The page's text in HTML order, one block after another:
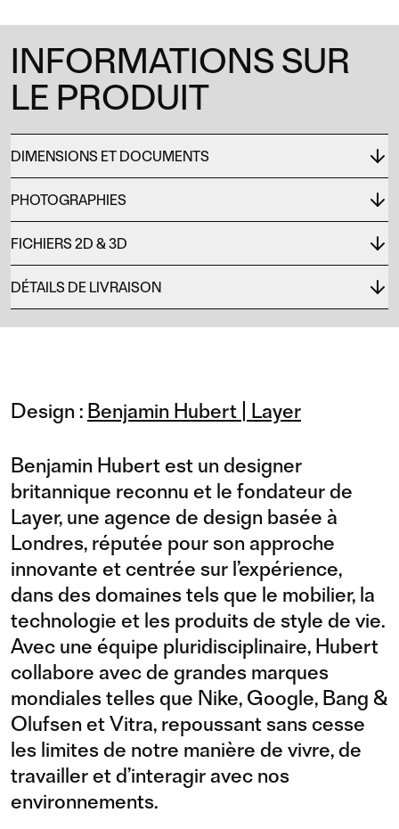
INFORMATIONS SUR
LE PRODUIT
DIMENSIONS ET DOCUMENTS
PHOTOGRAPHIES
FICHIERS 2D & 3D
DÉTAILS DE LIVRAISON
Design : Benjamin Hubert | Layer
Benjamin Hubert est un designer
britannique reconnu et le fondateur de
Layer, une agence de design basée à
Londres, réputée pour son approche
innovante et centrée sur l’expérience,
dans des domaines tels que le mobilier, la
technologie et les produits de style de vie.
Avec une équipe pluridisciplinaire, Hubert
collabore avec de grandes marques
mondiales telles que Nike, Google, Bang &
Olufsen et Vitra, repoussant sans cesse
les limites de notre manière de vivre, de
travailler et d’interagir avec nos
environnements.